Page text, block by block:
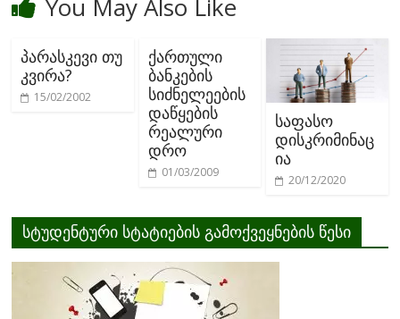
You May Also Like
პარასკევი თუ
კვირა?
15/02/2002
ქართული
ბანკების
სიძნელეების
დაწყების
რეალური
დრო
01/03/2009
საფასო
დისკრიმინაც
ია
20/12/2020
სტუდენტური სტატიების გამოქვეყნების წესი